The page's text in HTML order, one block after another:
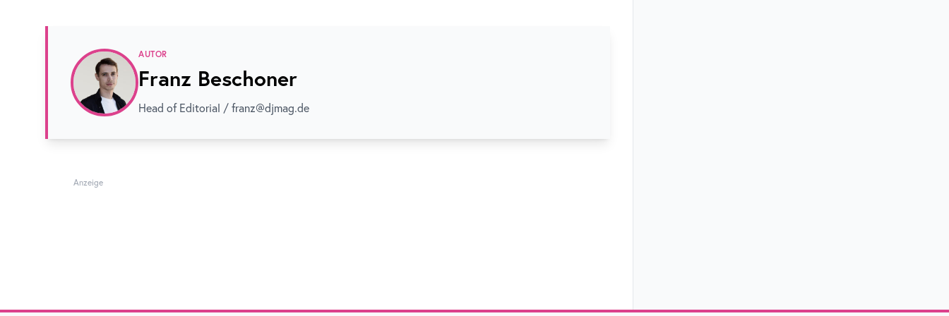
AUTOR
Franz Beschoner
Head of Editorial / franz@djmag.de
Anzeige